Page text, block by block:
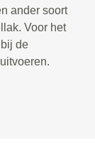
ander soort
Voor het
de